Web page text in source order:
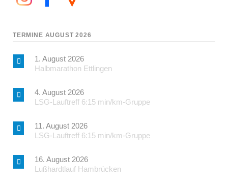
TERMINE AUGUST 2026
1. August 2026
Halbmarathon Ettlingen
4. August 2026
LSG-Lauftreff 6:15 min/km-Gruppe
11. August 2026
LSG-Lauftreff 6:15 min/km-Gruppe
16. August 2026
Lußhardtlauf Hambrücken